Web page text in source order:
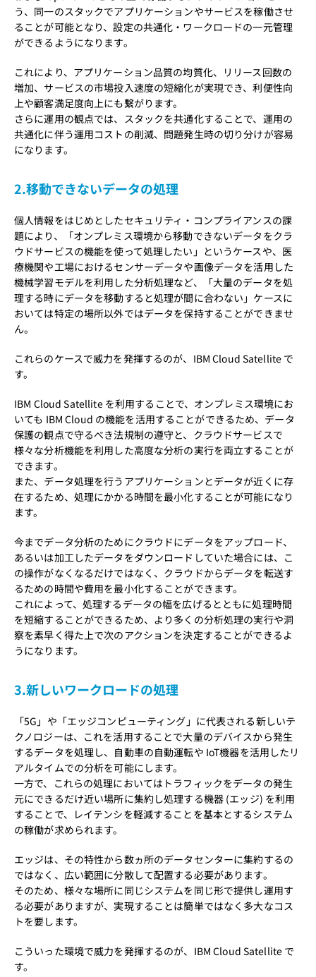
う、同一のスタックでアプリケーションやサービスを稼働させ
ることが可能となり、設定の共通化・ワークロードの一元管理
ができるようになります。
これにより、アプリケーション品質の均質化、リリース回数の
増加、サービスの市場投入速度の短縮化が実現でき、利便性向
上や顧客満足度向上にも繋がります。
さらに運用の観点では、スタックを共通化することで、運用の
共通化に伴う運用コストの削減、問題発生時の切り分けが容易
になります。
2.移動できないデータの処理
個人情報をはじめとしたセキュリティ・コンプライアンスの課
題により、「オンプレミス環境から移動できないデータをクラ
ウドサービスの機能を使って処理したい」というケースや、医
療機関や工場におけるセンサーデータや画像データを活用した
機械学習モデルを利用した分析処理など、「大量のデータを処
理する時にデータを移動すると処理が間に合わない」ケースに
おいては特定の場所以外ではデータを保持することができませ
ん。
これらのケースで威力を発揮するのが、IBM Cloud Satellite で
す。
IBM Cloud Satellite を利用することで、オンプレミス環境にお
いても IBM Cloud の機能を活用することができるため、データ
保護の観点で守るべき法規制の遵守と、クラウドサービスで
様々な分析機能を利用した高度な分析の実行を両立することが
できます。
また、データ処理を行うアプリケーションとデータが近くに存
在するため、処理にかかる時間を最小化することが可能になり
ます。
今までデータ分析のためにクラウドにデータをアップロード、
あるいは加工したデータをダウンロードしていた場合には、こ
の操作がなくなるだけではなく、クラウドからデータを転送す
るための時間や費用を最小化することができます。
これによって、処理するデータの幅を広げるとともに処理時間
を短縮することができるため、より多くの分析処理の実行や洞
察を素早く得た上で次のアクションを決定することができるよ
うになります。
3.新しいワークロードの処理
「5G」や「エッジコンピューティング」に代表される新しいテ
クノロジーは、これを活用することで大量のデバイスから発生
するデータを処理し、自動車の自動運転や IoT機器を活用したリ
アルタイムでの分析を可能にします。
一方で、これらの処理においてはトラフィックをデータの発生
元にできるだけ近い場所に集約し処理する機器 (エッジ) を利用
することで、レイテンシを軽減することを基本とするシステム
の稼働が求められます。
エッジは、その特性から数ヵ所のデータセンターに集約するの
ではなく、広い範囲に分散して配置する必要があります。
そのため、様々な場所に同じシステムを同じ形で提供し運用す
る必要がありますが、実現することは簡単ではなく多大なコス
トを要します。
こういった環境で威力を発揮するのが、IBM Cloud Satellite で
す。